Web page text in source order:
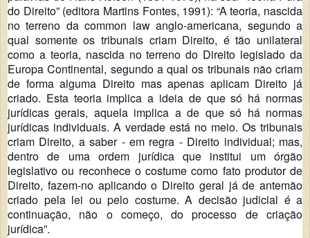
do Direito” (editora Martins Fontes, 1991): “A teoria, nascida
no terreno da common law anglo-americana, segundo a
qual somente os tribunais criam Direito, é tão unilateral
como a teoria, nascida no terreno do Direito legislado da
Europa Continental, segundo a qual os tribunais não criam
de forma alguma Direito mas apenas aplicam Direito já
criado. Esta teoria implica a ideia de que só há normas
jurídicas gerais, aquela implica a de que só há normas
jurídicas individuais. A verdade está no meio. Os tribunais
criam Direito, a saber - em regra - Direito individual; mas,
dentro de uma ordem jurídica que institui um órgão
legislativo ou reconhece o costume como fato produtor de
Direito, fazem-no aplicando o Direito geral já de antemão
criado pela lei ou pelo costume. A decisão judicial é a
continuação, não o começo, do processo de criação
jurídica”.